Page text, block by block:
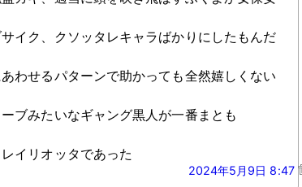
イク、クソッタレキャラばかりにしたもんだ
わせるパターンで助かっても全然嬉しくない
ブみたいなギャング黒人が一番まとも
イリオッタであった
2024年5月9日 8:47